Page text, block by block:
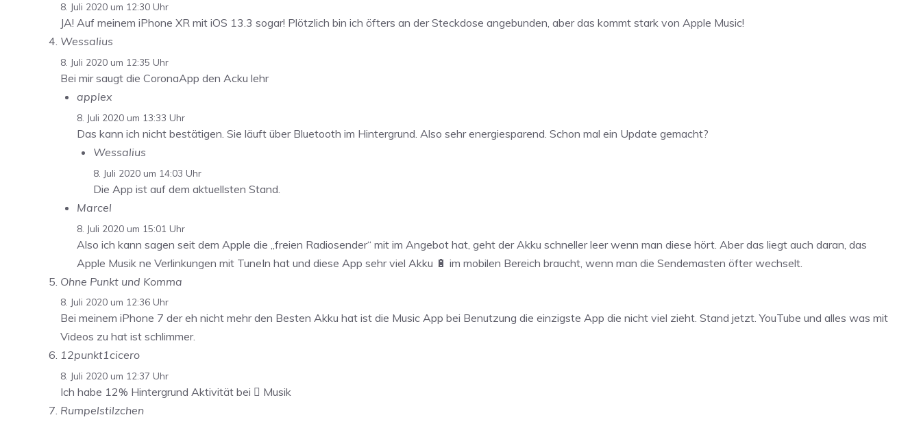
8. Juli 2020 um 12:30 Uhr
JA! Auf meinem iPhone XR mit iOS 13.3 sogar! Plötzlich bin ich öfters an der Steckdose angebunden, aber das kommt stark von Apple Music!
Wessalius
8. Juli 2020 um 12:35 Uhr
Bei mir saugt die CoronaApp den Acku lehr
applex
8. Juli 2020 um 13:33 Uhr
Das kann ich nicht bestätigen. Sie läuft über Bluetooth im Hintergrund. Also sehr energiesparend. Schon mal ein Update gemacht?
Wessalius
8. Juli 2020 um 14:03 Uhr
Die App ist auf dem aktuellsten Stand.
Marcel
8. Juli 2020 um 15:01 Uhr
Also ich kann sagen seit dem Apple die „freien Radiosender“ mit im Angebot hat, geht der Akku schneller leer wenn man diese hört. Aber das liegt auch daran, das
Apple Musik ne Verlinkungen mit TuneIn hat und diese App sehr viel Akku 🔋 im mobilen Bereich braucht, wenn man die Sendemasten öfter wechselt.
Ohne Punkt und Komma
8. Juli 2020 um 12:36 Uhr
Bei meinem iPhone 7 der eh nicht mehr den Besten Akku hat ist die Music App bei Benutzung die einzigste App die nicht viel zieht. Stand jetzt. YouTube und alles was mit
Videos zu hat ist schlimmer.
12punkt1cicero
8. Juli 2020 um 12:37 Uhr
Ich habe 12% Hintergrund Aktivität bei  Musik
Rumpelstilzchen